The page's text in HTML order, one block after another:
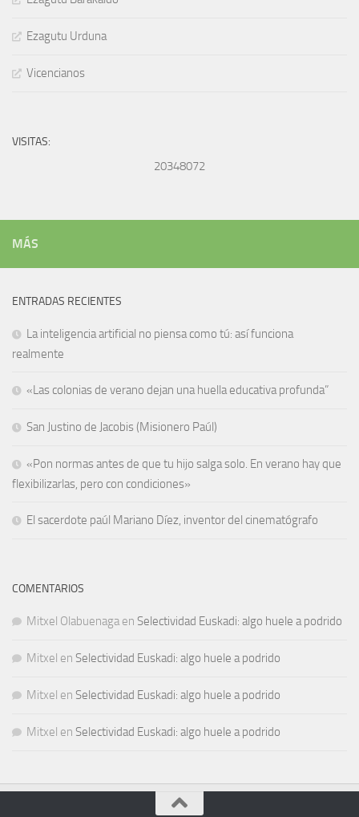
Ezagutu Urduna
Vicencianos
VISITAS:
20348072
MÁS
ENTRADAS RECIENTES
La inteligencia artificial no piensa como tú: así funciona
realmente
«Las colonias de verano dejan una huella educativa profunda”
San Justino de Jacobis (Misionero Paúl)
«Pon normas antes de que tu hijo salga solo. En verano hay que
flexibilizarlas, pero con condiciones»
El sacerdote paúl Mariano Díez, inventor del cinematógrafo
COMENTARIOS
Mitxel Olabuenaga en Selectividad Euskadi: algo huele a podrido
Mitxel en Selectividad Euskadi: algo huele a podrido
Mitxel en Selectividad Euskadi: algo huele a podrido
Mitxel en Selectividad Euskadi: algo huele a podrido